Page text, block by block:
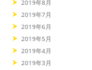
2019年8月
2019年7月
2019年6月
2019年5月
2019年4月
2019年3月